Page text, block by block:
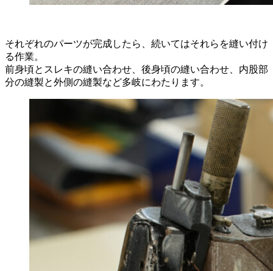
それぞれのパーツが完成したら、続いてはそれらを縫い付け
る作業。
前身頃とスレキの縫い合わせ、後身頃の縫い合わせ、内股部
分の縫製と外側の縫製など多岐にわたります。